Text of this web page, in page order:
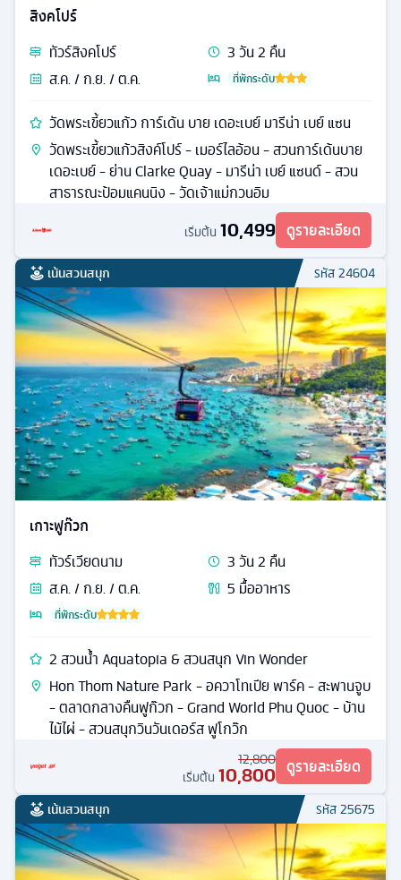
สิงคโปร์
ทัวร์สิงคโปร์ 3วัน2 คืน
ส.ค. / ก.ย. / ต.ค.
ที่พักระดับ
วัดพระเขี้ยวแก้ว การ์เด้น บาย เดอะเบย์ มารีน่า เบย์ แซน
วัดพระเขี้ยวแก้วสิงค์โปร์ - เมอร์ไลอ้อน - สวนการ์เด้นบาย
เดอะเบย์ - ย่าน Clarke Quay - มารีน่า เบย์ แซนด์ - สวน
สาธารณะป้อมแคนนิง - วัดเจ้าแม่กวนอิม
เริ่มต้น 10,499 ดูรายละเอียด
เน้นสวนสนุก รหัส24604
เกาะฟูก๊วก
ทัวร์เวียดนาม 3วัน2 คืน
ส.ค. / ก.ย. / ต.ค.
5 มื้ออาหาร
ที่พักระดับ
2 สวนน้ำ Aquatopia & สวนสนุก Vin Wonder
Hon Thom Nature Park - อควาโทเปีย พาร์ค - สะพานจูบ
- ตลาดกลางคืนฟูก๊วก - Grand World Phu Quoc - บ้าน
ไม้ไผ่ - สวนสนุกวินวันเดอร์ส ฟูโกว๊ก
12,800
เริ่มต้น 10,800 ดูรายละเอียด
เน้นสวนสนุก รหัส25675